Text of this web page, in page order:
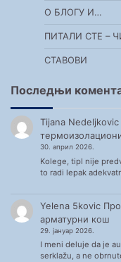
О БЛОГУ И…
ПИТАЛИ СТЕ –
СТАВОВИ
Последњи
Tijana Nedeljkovic
30. април 2026.
Kolege, tipl nije
to radi lepak
Yelena 5kovic
арматурни кош
29. јануар 2026.
I meni deluje da je
serklažu, a ne